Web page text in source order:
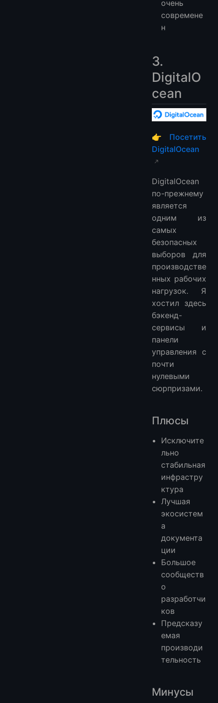
очень
современе
н
3.
DigitalO
cean
👉 Посетить
DigitalOcean
DigitalOcean
по-прежнему
является
одним из
самых
безопасных
выборов для
производстве
нных рабочих
нагрузок. Я
хостил здесь
бэкенд-
сервисы и
панели
управления с
почти
нулевыми
сюрпризами.
Плюсы
Исключите
льно
стабильная
инфрастру
ктура
Лучшая
экосистем
а
документа
ции
Большое
сообществ
о
разработчи
ков
Предсказу
емая
производи
тельность
Минусы